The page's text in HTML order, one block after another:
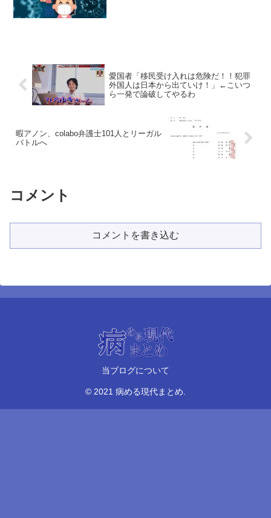
愛国者「移民受け入れは危険だ！！犯罪
外国人は日本から出ていけ！」←こいつ
ら一発で論破してやるわ
暇アノン、colabo弁護士101人とリーガル
バトルへ
コメント
コメントを書き込む
当ブログについて
© 2021 病める現代まとめ.